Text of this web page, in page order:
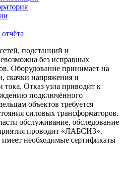
подстанций и
без исправных
Оборудование принимает на
скачки напряжения и
тока. Отказ узла приводит к
подключённого
объектов требуется
силовых трансформаторов.
обслуживание, обследование
проводит «ЛАБСИЗ».
необходимые сертификаты